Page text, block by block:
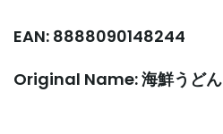
EAN: 8888090148244
Original Name: 海鮮うどん